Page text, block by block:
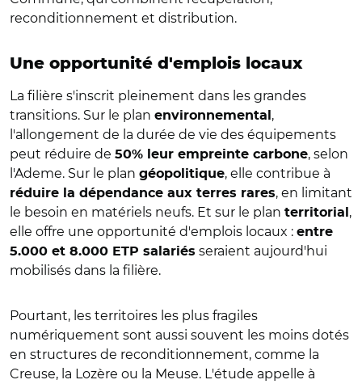
reconditionnement et distribution.
Une opportunité d'emplois locaux
La filière s'inscrit pleinement dans les grandes
transitions. Sur le plan environnemental ,
l'allongement de la durée de vie des équipements
peut réduire de 50% leur empreinte carbone, selon
l'Ademe. Sur le plan géopolitique, elle contribue à
réduire la dépendance aux terres rares, en limitant
le besoin en matériels neufs. Et sur le plan territorial ,
elle offre une opportunité d'emplois locaux : entre
5.000 et 8.000 ETP salariés seraient aujourd'hui
mobilisés dans la filière.
Pourtant, les territoires les plus fragiles
numériquement sont aussi souvent les moins dotés
en structures de reconditionnement, comme la
Creuse, la Lozère ou la Meuse. L'étude appelle à